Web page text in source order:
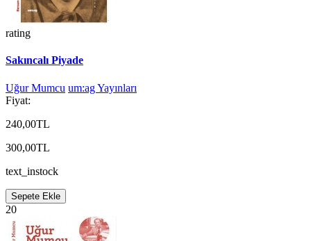
rating
Sakıncalı Piyade
Uğur Mumcu um:ag Yayınları
Fiyat:
240,00TL
300,00TL
text_instock
Sepete Ekle
20